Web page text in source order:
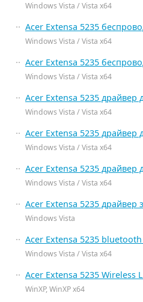
Windows Vista / Vista x64
Acer Extensa 5235
Windows Vista / Vista x64
Acer Extensa 5235
Windows Vista / Vista x64
Acer Extensa 5235 драйвер
Windows Vista / Vista x64
Acer Extensa 5235 драйвер
Windows Vista / Vista x64
Acer Extensa 5235 драйвер
Windows Vista / Vista x64
Acer Extensa 5235 драйвер
Windows Vista
Acer Extensa 5235
Windows Vista / Vista x64
Acer Extensa 5235 Wireless
WinXP, WinXP x64